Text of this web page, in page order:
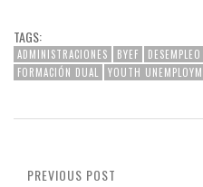
TAGS:
ADMINISTRACIONES BYEF
FORMACIÓN DUAL
YOUTH
PREVIOUS POST